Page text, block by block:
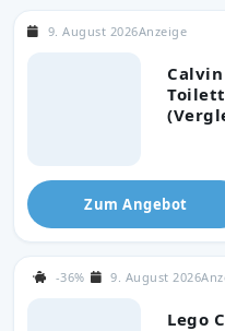
9. August 2026Anzeige
Zum Angebot
Lego
-36% 9. August 2026